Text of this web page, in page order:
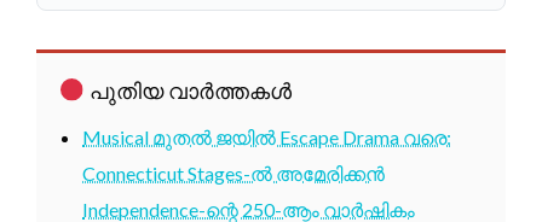
പുതിയ വാർത്തകൾ
Musical മുതൽ ജയിൽ Escape Drama വരെ:
Connecticut Stages-ൽ അമേരിക്കൻ
Independence-ന്റെ 250-ആം വാർഷികം